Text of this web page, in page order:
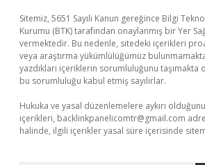
Sitemiz, 5651 Sayılı Kanun gereğince Bilgi
Kurumu (BTK) tarafından onaylanmış bir Yer
vermektedir. Bu nedenle, sitedeki içerikleri
veya araştırma yükümlülüğümüz
yazdıkları içeriklerin sorumluluğunu taşımakta
bu sorumluluğu kabul etmiş sayılırlar.
Hukuka ve yasal düzenlemelere aykırı
içerikleri, backlinkpanelicomtr@gmail.com
halinde, ilgili içerikler yasal süre içerisinde